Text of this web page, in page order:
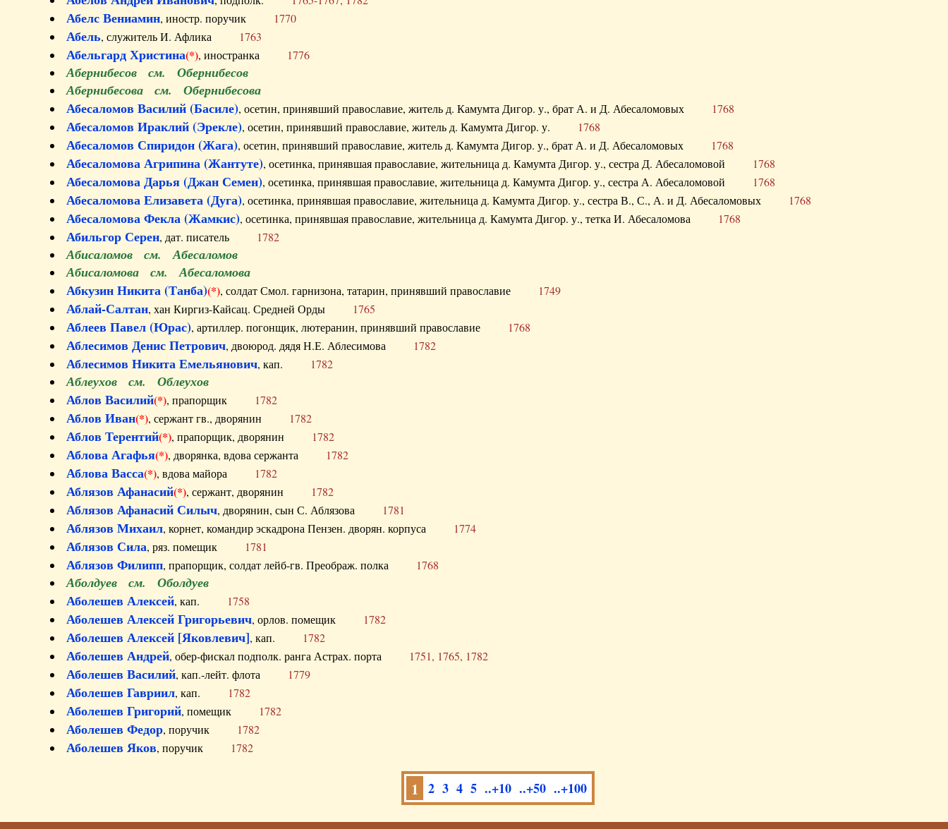
Абелс Вениамин, иностр. поручик 1770
Абель, служитель И. Афлика 1763
Абельгард Христина(*), иностранка 1776
Абернибесов см. Обернибесов
Абернибесова см. Обернибесова
Абесаломов Василий (Басиле), осетин, принявший православие, житель д. Камумта Дигор. у., брат А. и Д. Абесаломовых 1768
Абесаломов Ираклий (Эрекле), осетин, принявший православие, житель д. Камумта Дигор. у. 1768
Абесаломов Спиридон (Жага), осетин, принявший православие, житель д. Камумта Дигор. у., брат А. и Д. Абесаломовых 1768
Абесаломова Агрипина (Жантуте), осетинка, принявшая православие, жительница д. Камумта Дигор. у., сестра Д. Абесаломовой 1768
Абесаломова Дарья (Джан Семен), осетинка, принявшая православие, жительница д. Камумта Дигор. у., сестра А. Абесаломовой 1768
Абесаломова Елизавета (Дуга), осетинка, принявшая православие, жительница д. Камумта Дигор. у., сестра В., С., А. и Д. Абесаломовых 1768
Абесаломова Фекла (Жамкис), осетинка, принявшая православие, жительница д. Камумта Дигор. у., тетка И. Абесаломова 1768
Абильгор Серен, дат. писатель 1782
Абисаломов см. Абесаломов
Абисаломова см. Абесаломова
Абкузин Никита (Танба)(*), солдат Смол. гарнизона, татарин, принявший православие 1749
Аблай-Салтан, хан Киргиз-Кайсац. Средней Орды 1765
Аблеев Павел (Юрас), артиллер. погонщик, лютеранин, принявший православие 1768
Аблесимов Денис Петрович, двоюрод. дядя Н.Е. Аблесимова 1782
Аблесимов Никита Емельянович, кап. 1782
Аблеухов см. Облеухов
Аблов Василий(*), прапорщик 1782
Аблов Иван(*), сержант гв., дворянин 1782
Аблов Терентий(*), прапорщик, дворянин 1782
Аблова Агафья(*), дворянка, вдова сержанта 1782
Аблова Васса(*), вдова майора 1782
Аблязов Афанасий(*), сержант, дворянин 1782
Аблязов Афанасий Силыч, дворянин, сын С. Аблязова 1781
Аблязов Михаил, корнет, командир эскадрона Пензен. дворян. корпуса 1774
Аблязов Сила, ряз. помещик 1781
Аблязов Филипп, прапорщик, солдат лейб-гв. Преображ. полка 1768
Аболдуев см. Оболдуев
Аболешев Алексей, кап. 1758
Аболешев Алексей Григорьевич, орлов. помещик 1782
Аболешев Алексей [Яковлевич], кап. 1782
Аболешев Андрей, обер-фискал подполк. ранга Астрах. порта 1751, 1765, 1782
Аболешев Василий, кап.-лейт. флота 1779
Аболешев Гавриил, кап. 1782
Аболешев Григорий, помещик 1782
Аболешев Федор, поручик 1782
Аболешев Яков, поручик 1782
1 2 3 4 5 ..+10 ..+50 ..+100